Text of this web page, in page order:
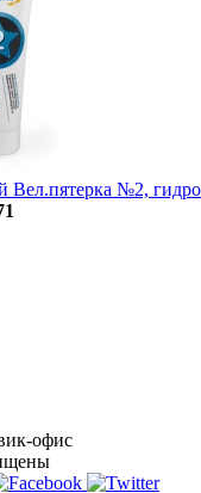
Вел.пятерка №2,
офис